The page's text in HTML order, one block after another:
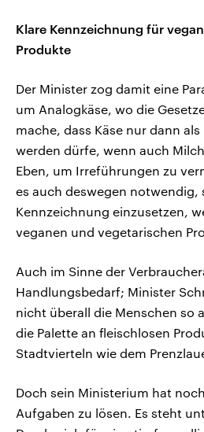
Klare Kennzeichnung für
Produkte
Der Minister zog damit eine
um Analogkäse, wo die
mache, dass Käse nur dann
werden dürfe, wenn auch
Eben, um Irreführungen zu
es auch deswegen notwendig,
Kennzeichnung einzusetzen,
veganen und vegetarischen
Auch im Sinne der
Handlungsbedarf; Minister
nicht überall die Menschen so
die Palette an fleischlosen
Stadtvierteln wie dem
Doch sein Ministerium hat
Aufgaben zu lösen. Es steht